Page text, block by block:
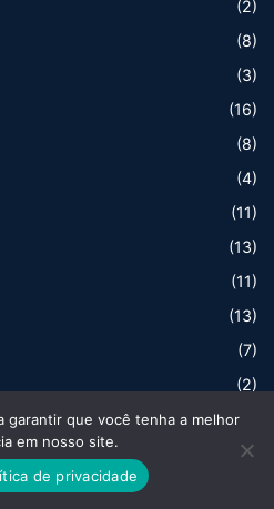
(2)
(8)
(3)
(16)
(8)
(4)
(11)
(13)
(11)
(13)
(7)
(2)
(8)
(7)
garantir que você tenha a melhor
em nosso site.
de privacidade